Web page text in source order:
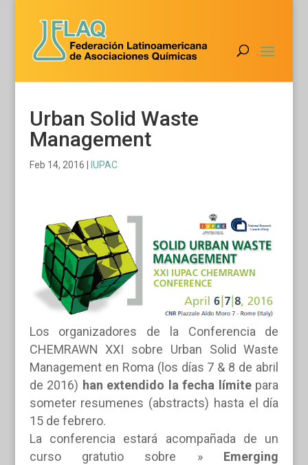
Urban Solid Waste
Management
Feb 14, 2016 IUPAC
Los organizadores de la Conferencia de
CHEMRAWN XXI sobre Urban Solid Waste
Management en Roma (los días 7 & 8 de abril
de 2016) han extendido la fecha límitepara
someter resumenes (abstracts) hasta el día
15 de febrero.
La conferencia estará acompañada de un
curso gratutio sobre » Emerging